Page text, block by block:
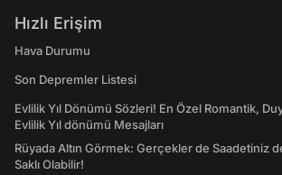
Hızlı Erişim
Hava Durumu
Son Depremler Listesi
Evlilik Yıl Dönümü Sözleri! En Özel Romantik,
Evlilik Yıl dönümü Mesajları
Rüyada Altın Görmek: Gerçekler de Saadetiniz
Saklı Olabilir!